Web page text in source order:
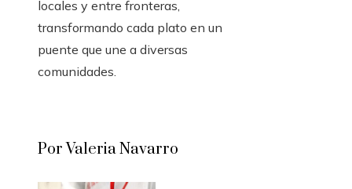
locales y entre fronteras,
transformando cada plato en un
puente que une a diversas
comunidades.
Por Valeria Navarro